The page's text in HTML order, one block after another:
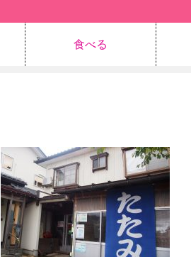
食べる